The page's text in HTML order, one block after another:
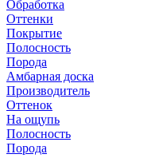
Обработка
Оттенки
Покрытие
Полосность
Порода
Амбарная доска
Производитель
Оттенок
На ощупь
Полосность
Порода